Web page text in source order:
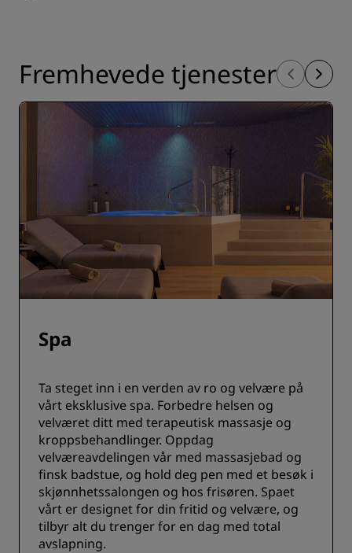
Fremhevede tjenester
Spa
Ta steget inn i en verden av ro og velvære på
vårt eksklusive spa. Forbedre helsen og
velværet ditt med terapeutisk massasje og
kroppsbehandlinger. Oppdag
velværeavdelingen vår med massasjebad og
finsk badstue, og hold deg pen med et besøk i
skjønnhetssalongen og hos frisøren. Spaet
vårt er designet for din fritid og velvære, og
tilbyr alt du trenger for en dag med total
avslapning.